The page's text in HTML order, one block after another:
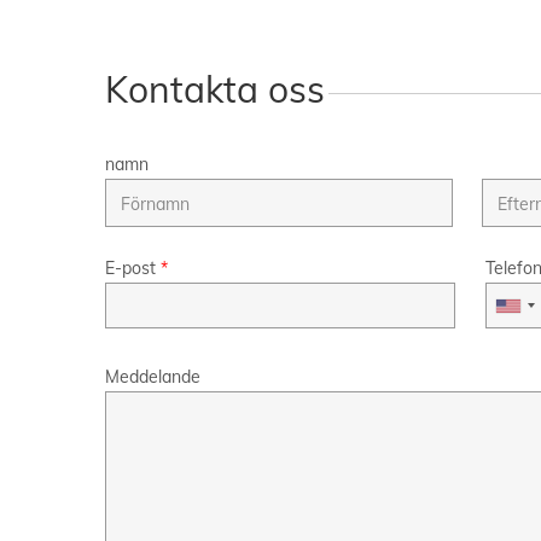
Kontakta oss
namn
E-post * Telefon
Meddelande